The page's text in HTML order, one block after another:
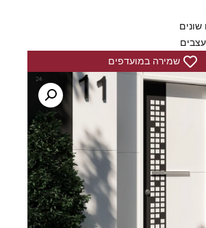
שמירה במועדפים